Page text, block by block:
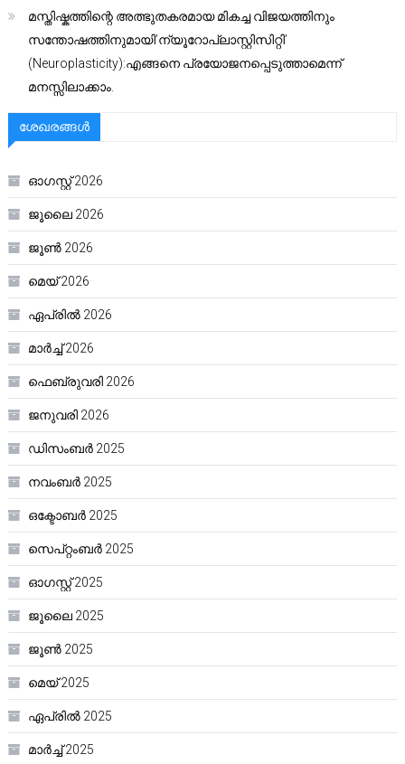
മസ്തിഷ്കത്തിന്റെ അത്ഭുതകരമായ മികച്ച വിജയത്തിനും
സന്തോഷത്തിനുമായി’ന്യൂറോപ്ലാസ്റ്റിസിറ്റി’
(Neuroplasticity):എങ്ങനെ പ്രയോജനപ്പെടുത്താമെന്ന്
മനസ്സിലാക്കാം.
ശേഖരങ്ങൾ
ഓഗസ്റ്റ്‌ 2026
ജൂലൈ 2026
ജൂൺ 2026
മെയ്‌ 2026
ഏപ്രിൽ 2026
മാർച്ച്‌ 2026
ഫെബ്രുവരി 2026
ജനുവരി 2026
ഡിസംബർ 2025
നവംബർ 2025
ഒക്ടോബർ 2025
സെപ്റ്റംബർ 2025
ഓഗസ്റ്റ്‌ 2025
ജൂലൈ 2025
ജൂൺ 2025
മെയ്‌ 2025
ഏപ്രിൽ 2025
മാർച്ച്‌ 2025